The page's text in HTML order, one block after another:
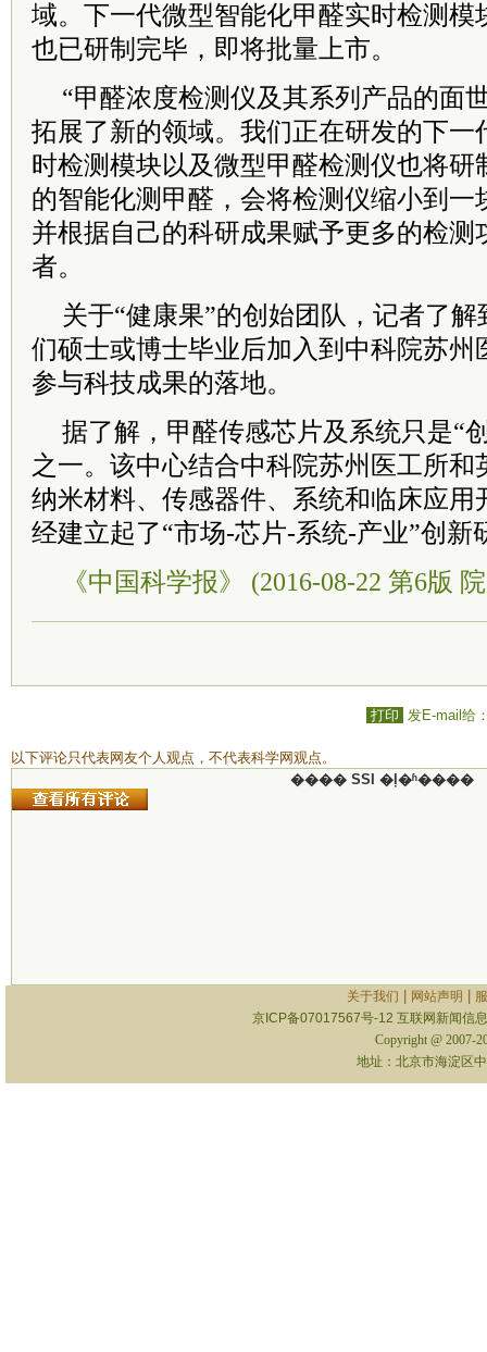
域。下一代微型智能化甲醛实时检测模
也已研制完毕，即将批量上市。
“甲醛浓度检测仪及其系列产品的面
拓展了新的领域。我们正在研发的下一
时检测模块以及微型甲醛检测仪也将研
的智能化测甲醛，会将检测仪缩小到一
并根据自己的科研成果赋予更多的检测
者。
关于“健康果”的创始团队，记者了解
们硕士或博士毕业后加入到中科院苏州
参与科技成果的落地。
据了解，甲醛传感芯片及系统只是“
之一。该中心结合中科院苏州医工所和
纳米材料、传感器件、系统和临床应用
经建立起了“市场-芯片-系统-产业”创新
《中国科学报》 (2016-08-22 第6版
打印 发E-mail给
以下评论只代表网友个人观点，不代表科学网观点。
���� SSI �ļ�ʱ����
关于我们 网站声明
京ICP备07017567号-12 互联网新闻信
Copyright @ 2007-
地址：北京市海淀区